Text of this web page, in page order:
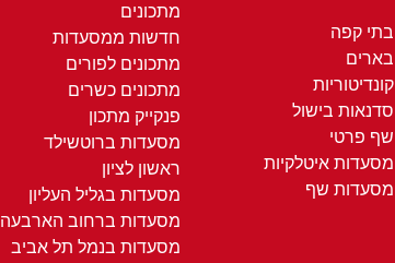
בתי קפה
בארים
קונדיטוריות
סדנאות בישול
שף פרטי
מסעדות איטלקיות
מסעדות שף
מתכונים
חדשות ממסעדות
מתכונים לפורים
מתכונים כשרים
פנקייק מתכון
מסעדות ברוטשילד
ראשון לציון
מסעדות בגליל העליון
מסעדות ברחוב הארבעה
מסעדות בנמל תל אביב